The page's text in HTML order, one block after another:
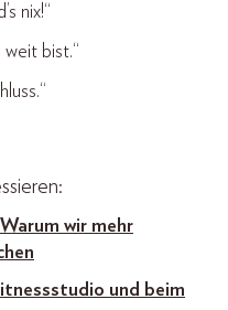
nix!“
weit bist.“
wir mehr
und beim